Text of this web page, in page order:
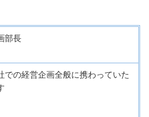
部長
での経営企画全般に携わっていた